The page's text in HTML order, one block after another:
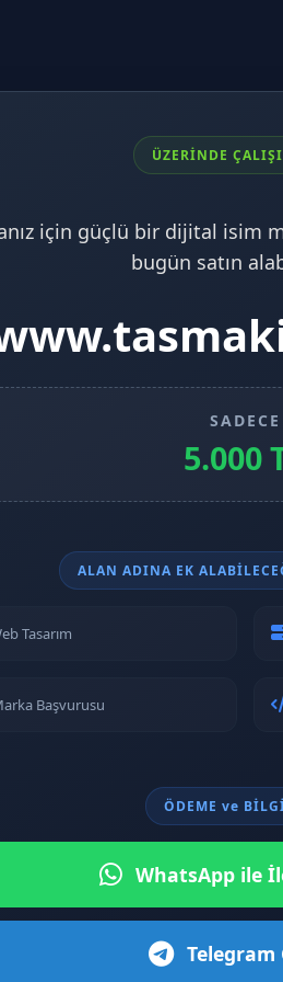
ÜZERİNDE
için güçlü bir dijital isim
bugün satın
SADECE
5.000
ALAN ADINA EK
Tasarım
Başvurusu
ÖDEME ve
WhatsApp ile
Telegram